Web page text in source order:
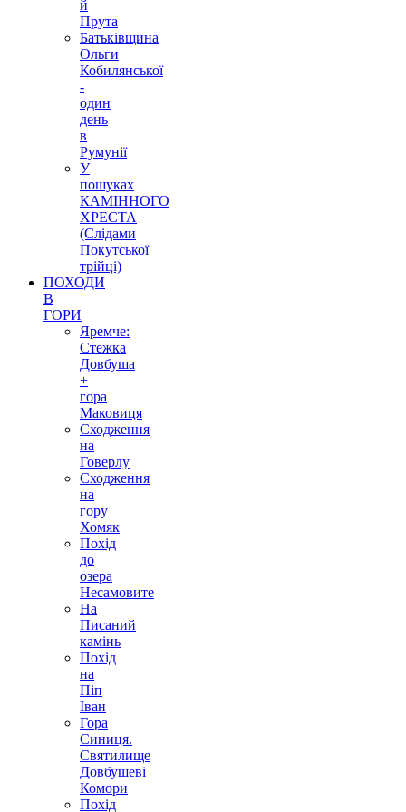
й
Прута
Батьківщина
Ольги
Кобилянської
-
один
день
в
Румунії
У
пошуках
КАМІННОГО
ХРЕСТА
(Слідами
Покутської
трійці)
ПОХОДИ
В
ГОРИ
Яремче:
Стежка
Довбуша
+
гора
Маковиця
Сходження
на
Говерлу
Сходження
на
гору
Хомяк
Похід
до
озера
Несамовите
На
Писаний
камінь
Похід
на
Піп
Іван
Гора
Синиця.
Святилище
Довбушеві
Комори
Похід